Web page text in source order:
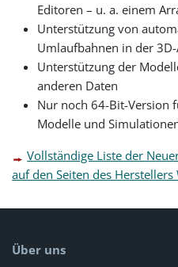
Editoren – u. a. einem
Unterstützung von
Umlaufbahnen in der
Unterstützung der
anderen Daten
Nur noch 64-Bit-Version
Modelle und
Vollständige Liste der
auf den Seiten des Herstellers
Über uns